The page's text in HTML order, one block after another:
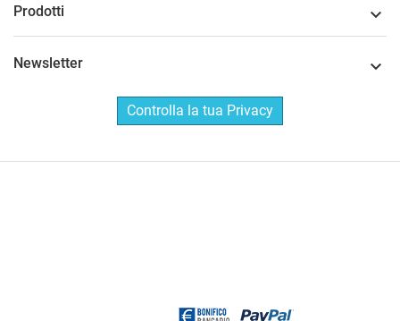
Prodotti 
Newsletter 
Controlla la tua Privacy